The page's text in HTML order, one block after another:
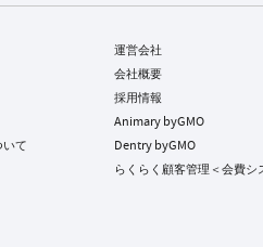
て
運営会社
会社概要
採用情報
Animary byGMO
Dentry byGMO
らくらく顧客管理＜会費シ